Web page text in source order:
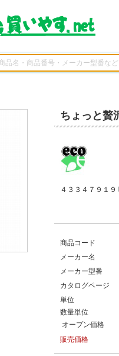
ちょっと贅
４３３４７９１
商品コード
メーカー名
メーカー型番
カタログページ
単位
数量単位
オープン価格
販売価格